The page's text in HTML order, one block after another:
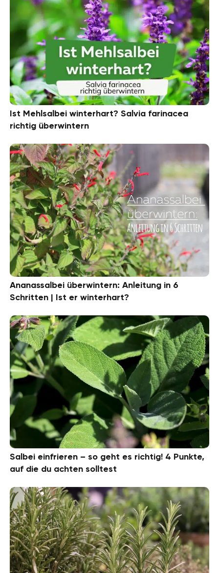
Ist Mehlsalbei winterhart? Salvia farinacea
richtig überwintern
Ananassalbei überwintern: Anleitung in 6
Schritten | Ist er winterhart?
Salbei einfrieren – so geht es richtig! 4 Punkte,
auf die du achten solltest